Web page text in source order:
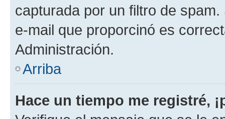
capturada por un filtro de
e-mail que proporcinó es
Administración.
Arriba
Hace un tiempo me registré,